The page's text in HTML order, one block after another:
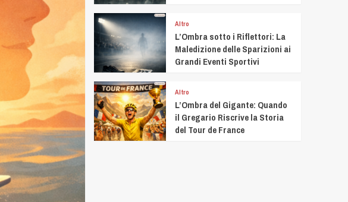
Altro
L’Ombra sotto i Riflettori: La
Maledizione delle Sparizioni ai
Grandi Eventi Sportivi
Altro
L’Ombra del Gigante: Quando
il Gregario Riscrive la Storia
del Tour de France